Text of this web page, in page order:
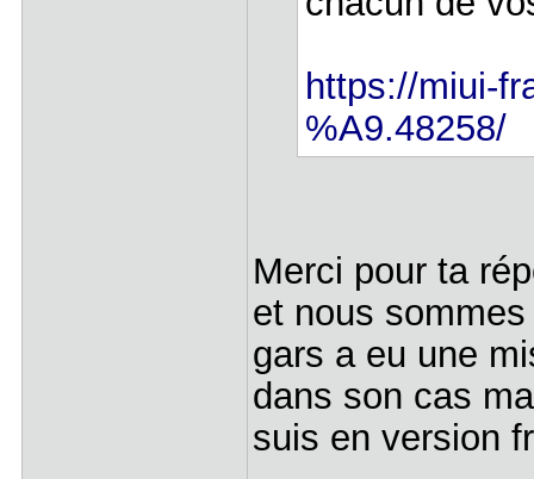
https://miui-
%A9.48258/
Merci pour ta
et nous
gars a eu une
dans son cas
suis en version